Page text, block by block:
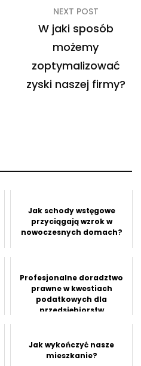
NEXT POST
W jaki sposób
możemy
zoptymalizować
zyski naszej firmy?
Jak schody wstęgowe
przyciągają wzrok w
nowoczesnych domach?
Profesjonalne doradztwo
prawne w kwestiach
podatkowych dla
przedsiębiorstw
Jak wykończyć nasze
mieszkanie?